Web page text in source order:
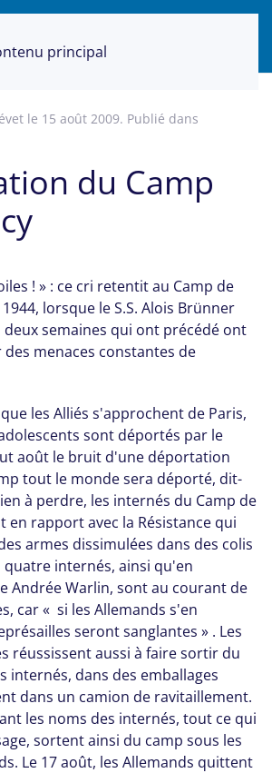
principal
le 15 août 2009. Publié dans
du Camp
! » : ce cri retentit au Camp de
lorsque le S.S. Alois Brünner
deux semaines qui ont précédé ont
menaces constantes de
les Alliés s'approchent de Paris,
sont déportés par le
août le bruit d'une déportation
tout le monde sera déporté, dit-
à perdre, les internés du Camp de
en rapport avec la Résistance qui
armes dissimulées dans des colis
quatre internés, ainsi qu'en
Andrée Warlin, sont au courant de
car « si les Allemands s'en
seront sanglantes » . Les
réussissent aussi à faire sortir du
internés, dans des emballages
dans un camion de ravitaillement.
les noms des internés, tout ce qui
sortent ainsi du camp sous les
Le 17 août, les Allemands quittent